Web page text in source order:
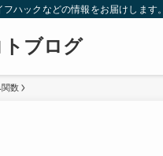
ハックなどの情報をお届けします。
ブログ
関数